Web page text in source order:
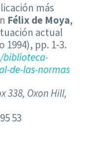
más
Félix de Moya,
actual
1994), pp. 1-3.
biblioteca-
de-las-normas
338, Oxon Hill,
53